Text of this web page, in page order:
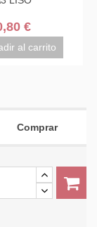
Comprar